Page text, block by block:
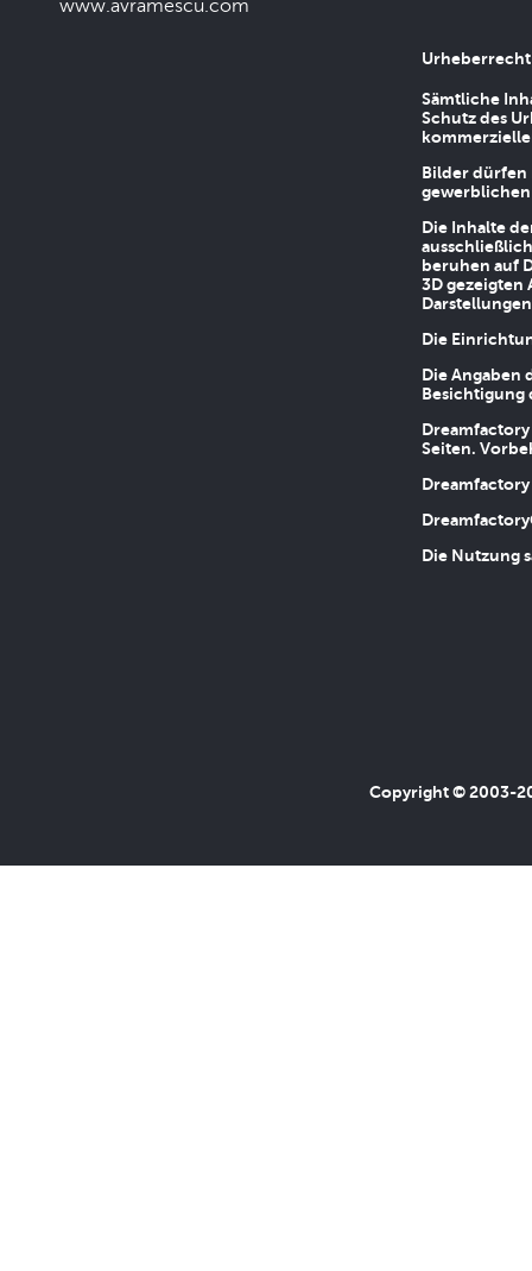
www.avramescu.com
Urheberrecht
Sämtliche
Schutz des
Bilder dürfen
Die Inhalte
beruhen auf
3D gezeigten
Die
Die
Besichtigung
Seiten.
Die Nutzung
Copyright © 2003-